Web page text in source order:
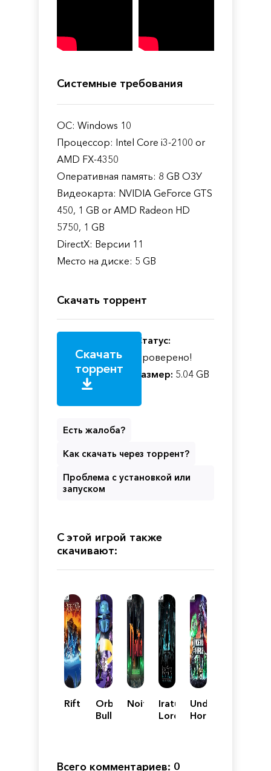
Системные требования
ОС: Windows 10
Процессор: Intel Core i3-2100 or
AMD FX-4350
Оперативная память: 8 GB ОЗУ
Видеокарта: NVIDIA GeForce GTS
450, 1 GB or AMD Radeon HD
5750, 1 GB
DirectX: Версии 11
Место на диске: 5 GB
Скачать торрент
Скачать
торрент
Статус:
Проверено!
Размер: 5.04 GB
Есть жалоба?
Как скачать через торрент?
Проблема с установкой или
запуском
С этой игрой также
скачивают:
RiftboundOrbital
Bullet
Rogue-
Noita
Iratus:
Lord
Undead
Horde
Всего комментариев: 0